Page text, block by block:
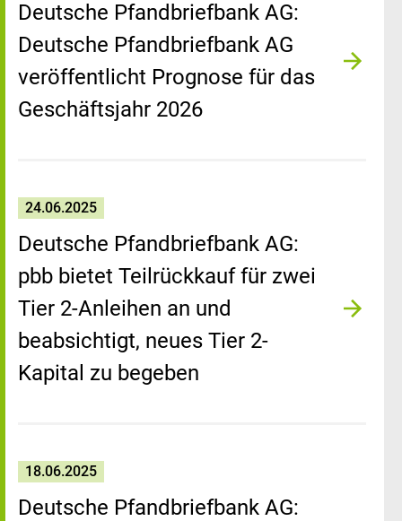
Deutsche Pfandbriefbank AG:
Deutsche Pfandbriefbank AG
veröffentlicht Prognose für das
Geschäftsjahr 2026
24.06.2025
Deutsche Pfandbriefbank AG:
pbb bietet Teilrückkauf für zwei
Tier 2-Anleihen an und
beabsichtigt, neues Tier 2-
Kapital zu begeben
18.06.2025
Deutsche Pfandbriefbank AG: